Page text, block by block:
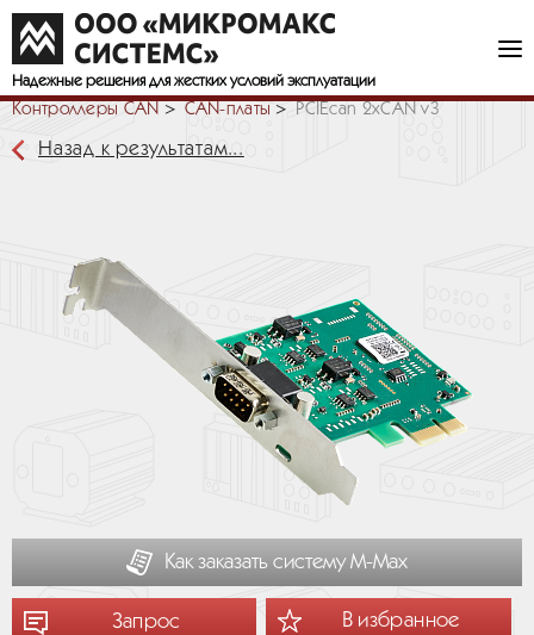
Надежные решения для жестких условий эксплуатации
Контроллеры CAN CAN-платы PCIEcan 2xCAN v3
Назад к результатам...
Как заказать систему М-Мах
Запрос В избранное